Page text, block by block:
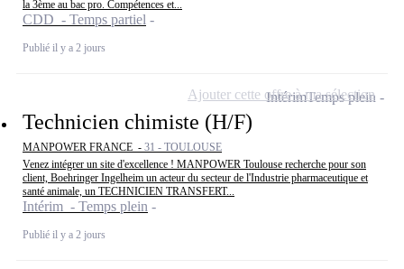
la 3ème au bac pro. Compétences et...
CDD - Temps partiel
Publié il y a 2 jours
Technicien chimiste (H/F)
MANPOWER FRANCE - 31 - TOULOUSE
Venez intégrer un site d'excellence ! MANPOWER Toulouse recherche pour son
client, Boehringer Ingelheim un acteur du secteur de l'Industrie pharmaceutique et
santé animale, un TECHNICIEN TRANSFERT...
Intérim - Temps plein
Publié il y a 2 jours
IntérimTemps plein
Ajouter cette offre à ma sélection